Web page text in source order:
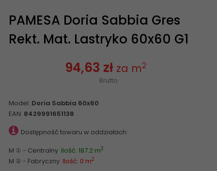
PAMESA Doria Sabbia Gres
Rekt. Mat. Lastryko 60x60 G1
94,63 zł za m2
Brutto
Model: Doria Sabbia 60x60
EAN: 8429991651138
Dostępność towaru w oddziałach:
M ① - Centralny Ilość: 187.2 m2
M ② - Fabryczny Ilość: 0 m2